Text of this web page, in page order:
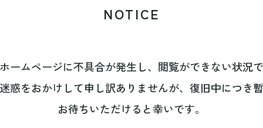
NOTICE
ームページに不具合が発生し、閲覧ができない状況で
惑をおかけして申し訳ありませんが、復旧中につき
お待ちいただけると幸いです。